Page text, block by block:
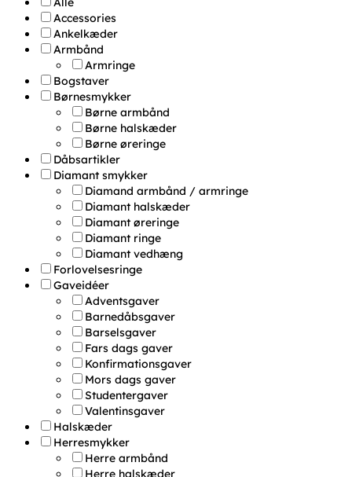
Accessories
Ankelkæder
Armbånd
Armringe
Bogstaver
Børnesmykker
Børne armbånd
Børne halskæder
Børne øreringe
Dåbsartikler
Diamant smykker
Diamand armbånd / armringe
Diamant halskæder
Diamant øreringe
Diamant ringe
Diamant vedhæng
Forlovelsesringe
Gaveidéer
Adventsgaver
Barnedåbsgaver
Barselsgaver
Fars dags gaver
Konfirmationsgaver
Mors dags gaver
Studentergaver
Valentinsgaver
Halskæder
Herresmykker
Herre armbånd
Herre halskæder